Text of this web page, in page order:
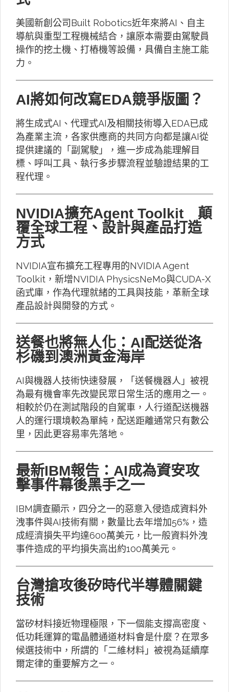
美國新創公司Built Robotics近年來將AI、自主
導航與重型工程機械結合，讓原本需要由駕駛員
操作的挖土機、打樁機等設備，具備自主施工能
力。
AI將如何改寫EDA競爭版圖？
將生成式AI、代理式AI及相關技術導入EDA已成
為產業主流，各家供應商的共同方向都是讓AI從
提供建議的「副駕駛」，進一步成為能理解目
標、呼叫工具、執行多步驟流程並驗證結果的工
程代理。
NVIDIA擴充Agent Toolkit 顛
覆全球工程、設計與產品打造
方式
NVIDIA宣布擴充工程專用的NVIDIA Agent
Toolkit，新增NVIDIA PhysicsNeMo與CUDA-X
函式庫，作為代理就緒的工具與技能，革新全球
產品設計與開發的方式。
送餐也將無人化：AI配送從洛
杉磯到澳洲黃金海岸
AI與機器人技術快速發展，「送餐機器人」被視
為最有機會率先改變民眾日常生活的應用之一。
相較於仍在測試階段的自駕車，人行道配送機器
人的運行環境較為單純，配送距離通常只有數公
里，因此更容易率先落地。
最新IBM報告：AI成為資安攻
擊事件幕後黑手之一
IBM調查顯示，四分之一的惡意入侵造成資料外
洩事件與AI技術有關，數量比去年增加56%，造
成經濟損失平均達600萬美元，比一般資料外洩
事件造成的平均損失高出約100萬美元。
台灣搶攻後矽時代半導體關鍵
技術
當矽材料接近物理極限，下一個能支撐高密度、
低功耗運算的電晶體通道材料會是什麼？在眾多
候選技術中，所謂的「二維材料」被視為延續摩
爾定律的重要解方之一。